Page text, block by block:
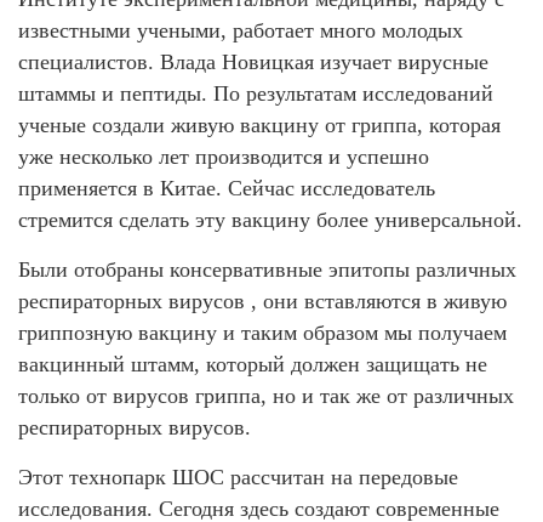
известными учеными, работает много молодых
специалистов. Влада Новицкая изучает вирусные
штаммы и пептиды. По результатам исследований
ученые создали живую вакцину от гриппа, которая
уже несколько лет производится и успешно
применяется в Китае. Сейчас исследователь
стремится сделать эту вакцину более универсальной.
Были отобраны консервативные эпитопы различных
респираторных вирусов , они вставляются в живую
гриппозную вакцину и таким образом мы получаем
вакцинный штамм, который должен защищать не
только от вирусов гриппа, но и так же от различных
респираторных вирусов.
Этот технопарк ШОС рассчитан на передовые
исследования. Сегодня здесь создают современные